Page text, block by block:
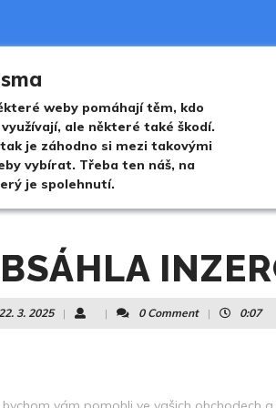
weby pomáhají těm, kdo
využívají, ale některé také škodí.
je záhodno si mezi takovými
vybírat. Třeba ten náš, na
je spolehnutí.
22. 3. 202522.
3.
| | 0 Comment | 0:07